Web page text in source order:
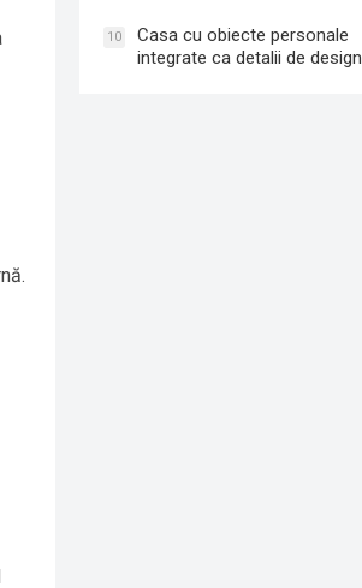
10
Casa cu obiecte personale
integrate ca detalii de design